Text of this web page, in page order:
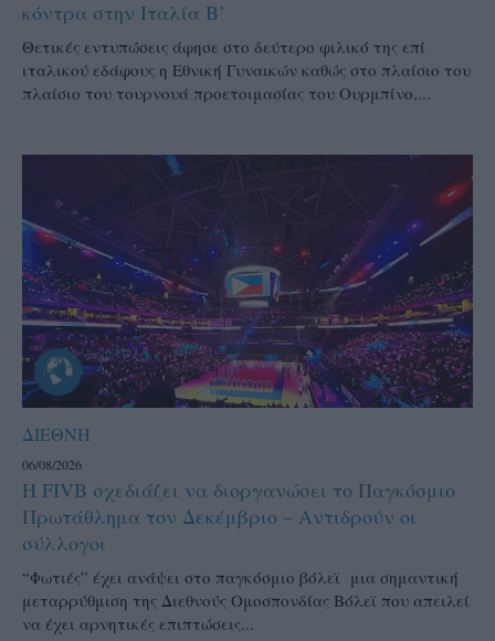
κόντρα στην Ιταλία Β’
Θετικές εντυπώσεις άφησε στο δεύτερο φιλικό της επί
ιταλικού εδάφους η Εθνική Γυναικών καθώς στο πλαίσιο του
πλαίσιο του τουρνουά προετοιμασίας του Ουρμπίνο,...
ΔΙΕΘΝΗ
06/08/2026
Η FIVB σχεδιάζει να διοργανώσει το Παγκόσμιο
Πρωτάθλημα τον Δεκέμβριο – Αντιδρούν οι
σύλλογοι
“Φωτιές” έχει ανάψει στο παγκόσμιο βόλεϊ μια σημαντική
μεταρρύθμιση της Διεθνούς Ομοσπονδίας Βόλεϊ που απειλεί
να έχει αρνητικές επιπτώσεις...